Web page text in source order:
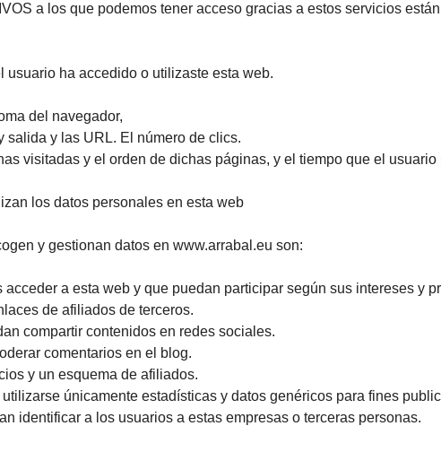
a los que podemos tener acceso gracias a estos servicios
usuario ha accedido o utilizaste esta web.
del navegador,
salida y las URL. El número de clics.
visitadas y el orden de dichas páginas, y el tiempo que el
los datos personales en esta web
y gestionan datos en www.arrabal.eu son:
acceder a esta web y que puedan participar según sus intereses y
de afiliados de terceros.
compartir contenidos en redes sociales.
comentarios en el blog.
y un esquema de afiliados.
únicamente estadísticas y datos genéricos para fines
identificar a los usuarios a estas empresas o terceras personas.